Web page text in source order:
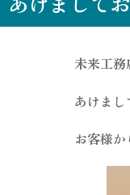
未来工務
あけま
お客様